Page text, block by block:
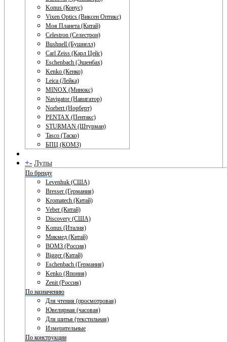
Konus (Конус)
Vixen Optics (Виксен Оптикс)
Моя Планета (Китай)
Celestron (Селестрон)
Bushnell (Бушнелл)
Carl Zeiss (Карл Цейс)
Eschenbach (Эшенбах)
Kenko (Кенко)
Leica (Лейка)
MINOX (Минокс)
Navigator (Навигатор)
Norbert (Норберт)
PENTAX (Пентакс)
STURMAN (Штурман)
Tasco (Таско)
БПЦ (КОМЗ)
+- Лупы
По бренду
Levenhuk (США)
Bresser (Германия)
Kromatech (Китай)
Veber (Китай)
Discovery (США)
Konus (Италия)
Микмед (Китай)
ВОМЗ (Россия)
Bigger (Китай)
Eschenbach (Германия)
Kenko (Япония)
Zenit (Россия)
По назначению
Для чтения (просмотровая)
Ювелирная (часовая)
Для шитья (текстильная)
Измерительные
По конструкции